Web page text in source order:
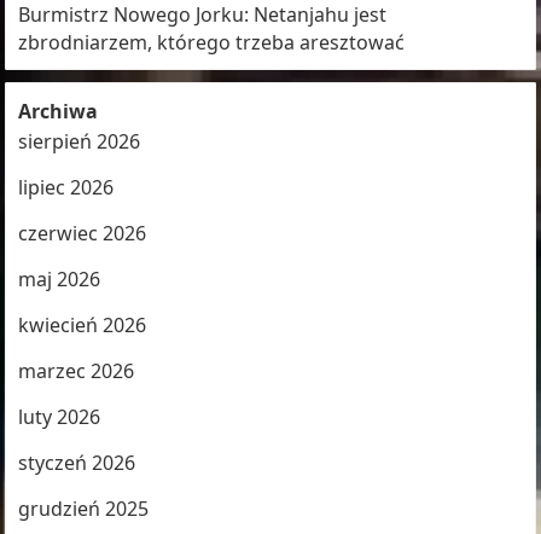
Burmistrz Nowego Jorku: Netanjahu jest
zbrodniarzem, którego trzeba aresztować
Archiwa
sierpień 2026
lipiec 2026
czerwiec 2026
maj 2026
kwiecień 2026
marzec 2026
luty 2026
styczeń 2026
grudzień 2025